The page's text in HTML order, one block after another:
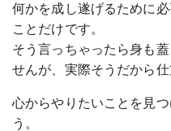
何かを成し遂げるために
ことだけです。
そう言っちゃったら身も
せんが、実際そうだから仕
心からやりたいことを見
う。